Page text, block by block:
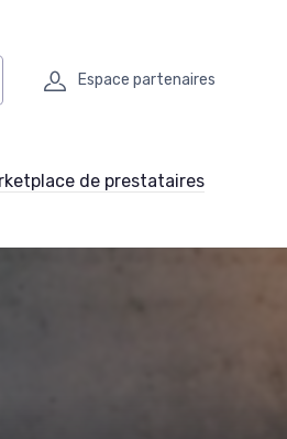
Espace partenaires
de prestataires